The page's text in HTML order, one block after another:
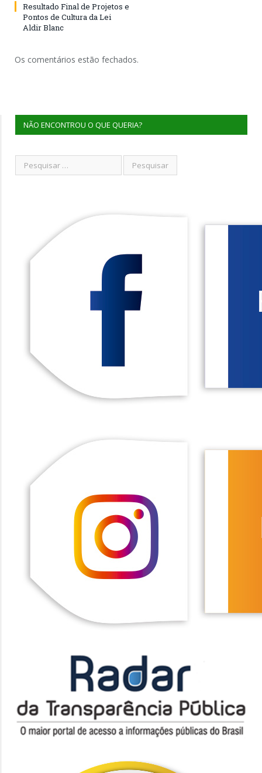
Resultado Final de Projetos e
Pontos de Cultura da Lei
Aldir Blanc
Os comentários estão fechados.
NÃO ENCONTROU O QUE QUERIA?